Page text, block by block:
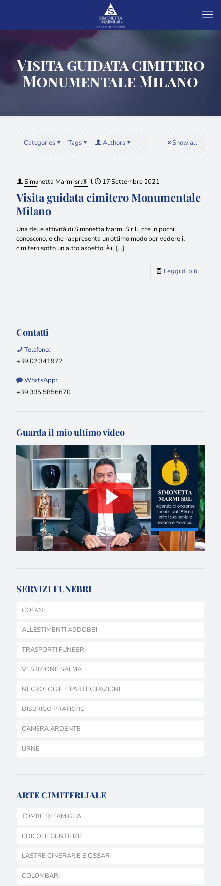
Visita guidata cimitero
Monumentale Milano
Categories Tags Authors Show all
Simonetta Marmi srl® il 17 Settembre 2021
Visita guidata cimitero Monumentale
Milano
Una delle attività di Simonetta Marmi S.r.l., che in pochi
conoscono, e che rappresenta un ottimo modo per vedere il
cimitero sotto un’altro aspetto; è il […]
Leggi di più
Contatti
Telefono:
+39 02 341972
WhatsApp:
+39 335 5856670
Guarda il mio ultimo video
SERVIZI FUNEBRI
COFANI
ALLESTIMENTI ADDOBBI
TRASPORTI FUNEBRI
VESTIZIONE SALMA
NECROLOGIE E PARTECIPAZIONI
DISBRIGO PRATICHE
CAMERA ARDENTE
URNE
ARTE CIMITERLIALE
TOMBE DI FAMIGLIA
EDICOLE GENTILIZIE
LASTRE CINERARIE E OSSARI
COLOMBARI